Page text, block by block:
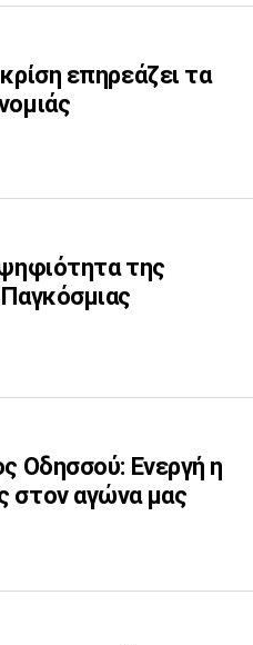
επηρεάζει τα
της
Οδησσού: Ενεργή η
στον αγώνα μας